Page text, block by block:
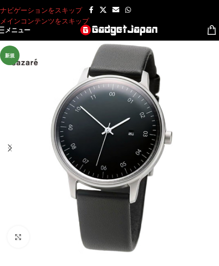
ナビゲーションをスキップ
メインコンテンツをスキップ
メニュー
新規